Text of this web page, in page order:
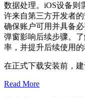
数据处理。iOS设备则
许来自第三方开发者
确保账户可用并具备
弹窗影响后续步骤。
率，并提升后续使用的
在正式下载安装前，
Read More